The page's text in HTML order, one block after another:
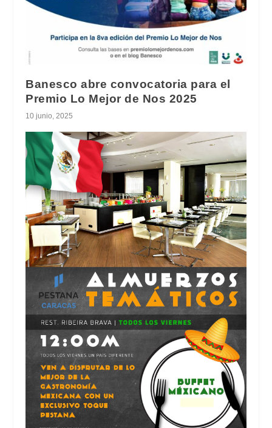
Banesco abre convocatoria para el
Premio Lo Mejor de Nos 2025
10 junio, 2025